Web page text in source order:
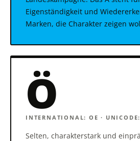
Eigenständigkeit und
Marken, die Charakter zeigen
Ö
INTERNATIONAL: OE ·
Selten, charakterstark und